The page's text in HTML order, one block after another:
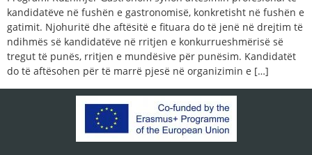
kandidatëve në fushën e gastronomisë, konkretisht në fushën e
gatimit. Njohuritë dhe aftësitë e fituara do të jenë në drejtim të
ndihmës së kandidatëve në rritjen e konkurrueshmërisë së
tregut të punës, rritjen e mundësive për punësim. Kandidatët
do të aftësohen për të marrë pjesë në organizimin e […]